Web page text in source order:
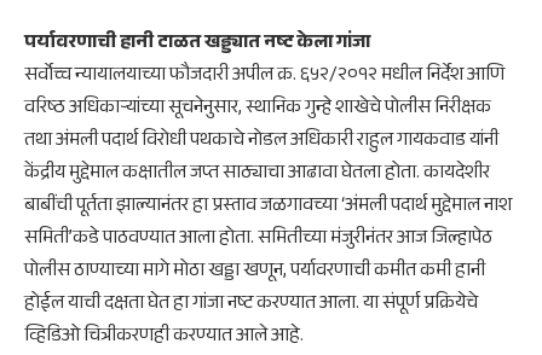
पर्यावरणाची हानी टाळत खड्ड्यात नष्ट केला गांजा
​सर्वोच्च न्यायालयाच्या फौजदारी अपील क्र. ६५२/२०१२ मधील निर्देश आणि
वरिष्ठ अधिकाऱ्यांच्या सूचनेनुसार, स्थानिक गुन्हे शाखेचे पोलीस निरीक्षक
तथा अंमली पदार्थ विरोधी पथकाचे नोडल अधिकारी राहुल गायकवाड यांनी
केंद्रीय मुद्देमाल कक्षातील जप्त साठ्याचा आढावा घेतला होता. कायदेशीर
बाबींची पूर्तता झाल्यानंतर हा प्रस्ताव जळगावच्या ‘अंमली पदार्थ मुद्देमाल नाश
समिती’कडे पाठवण्यात आला होता. समितीच्या मंजुरीनंतर आज जिल्हापेठ
पोलीस ठाण्याच्या मागे मोठा खड्डा खणून, पर्यावरणाची कमीत कमी हानी
होईल याची दक्षता घेत हा गांजा नष्ट करण्यात आला. या संपूर्ण प्रक्रियेचे
व्हिडिओ चित्रीकरणही करण्यात आले आहे.